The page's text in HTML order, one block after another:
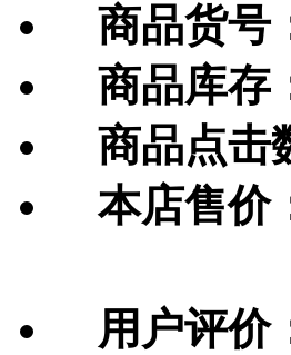
商品货号
商品库存
商品点击
本店售价
用户评价